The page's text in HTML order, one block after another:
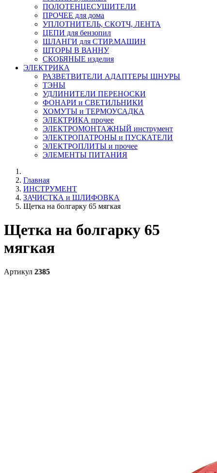
ПОЛОТЕНЦЕСУШИТЕЛИ
ПРОЧЕЕ для дома
УПЛОТНИТЕЛЬ, СКОТЧ, ЛЕНТА
ЦЕПИ для бензопил
ШЛАНГИ для СТИР.МАШИН
ШТОРЫ В ВАННУ
СКОБЯНЫЕ изделия
ЭЛЕКТРИКА
РАЗВЕТВИТЕЛИ АДАПТЕРЫ ШНУРЫ
ТЭНЫ
УДЛИНИТЕЛИ ПЕРЕНОСКИ
ФОНАРИ и СВЕТИЛЬНИКИ
ХОМУТЫ и ТЕРМОУСАДКА
ЭЛЕКТРИКА прочее
ЭЛЕКТРОМОНТАЖНЫЙ инструмент
ЭЛЕКТРОПАТРОНЫ и ПУСКАТЕЛИ
ЭЛЕКТРОПЛИТЫ и прочее
ЭЛЕМЕНТЫ ПИТАНИЯ
Главная
ИНСТРУМЕНТ
ЗАЧИСТКА и ШЛИФОВКА
Щетка на болгарку 65 мягкая
Щетка на болгарку 65
мягкая
Артикул 2385